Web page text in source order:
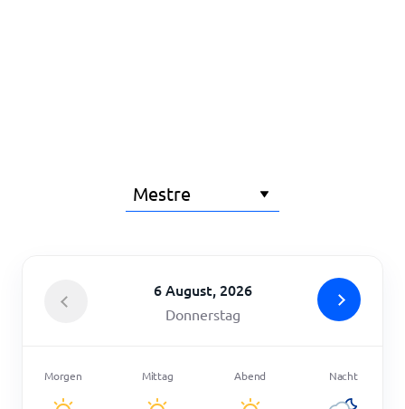
6 August, 2026
Donnerstag
Morgen Mittag Abend Nacht